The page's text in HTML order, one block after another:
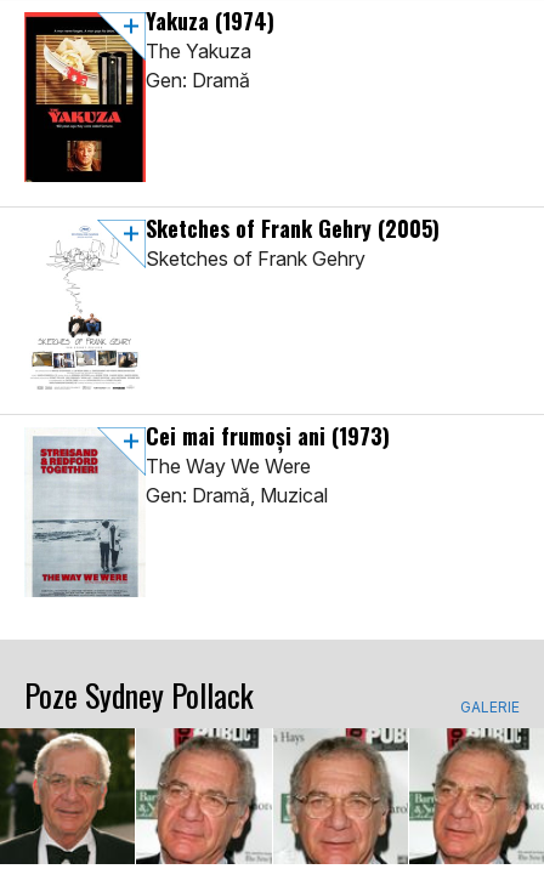
Yakuza (1974)
The Yakuza
Gen: Dramă
Sketches of Frank Gehry (2005)
Sketches of Frank Gehry
Cei mai frumoși ani (1973)
The Way We Were
Gen: Dramă, Muzical
Poze Sydney Pollack GALERIE